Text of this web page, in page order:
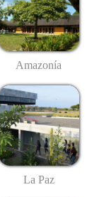
Amazonía
La Paz